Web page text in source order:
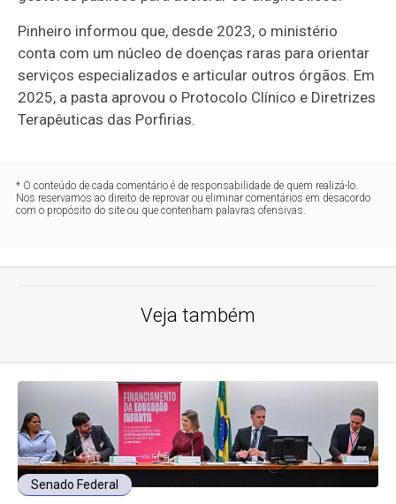
Pinheiro informou que, desde 2023, o ministério
conta com um núcleo de doenças raras para orientar
serviços especializados e articular outros órgãos. Em
2025, a pasta aprovou o Protocolo Clínico e Diretrizes
Terapêuticas das Porfirias.
* O conteúdo de cada comentário é de responsabilidade de quem realizá-lo.
Nos reservamos ao direito de reprovar ou eliminar comentários em desacordo
com o propósito do site ou que contenham palavras ofensivas.
Veja também
Senado Federal